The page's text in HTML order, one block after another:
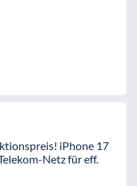
iPhone 17
Netz für eff.